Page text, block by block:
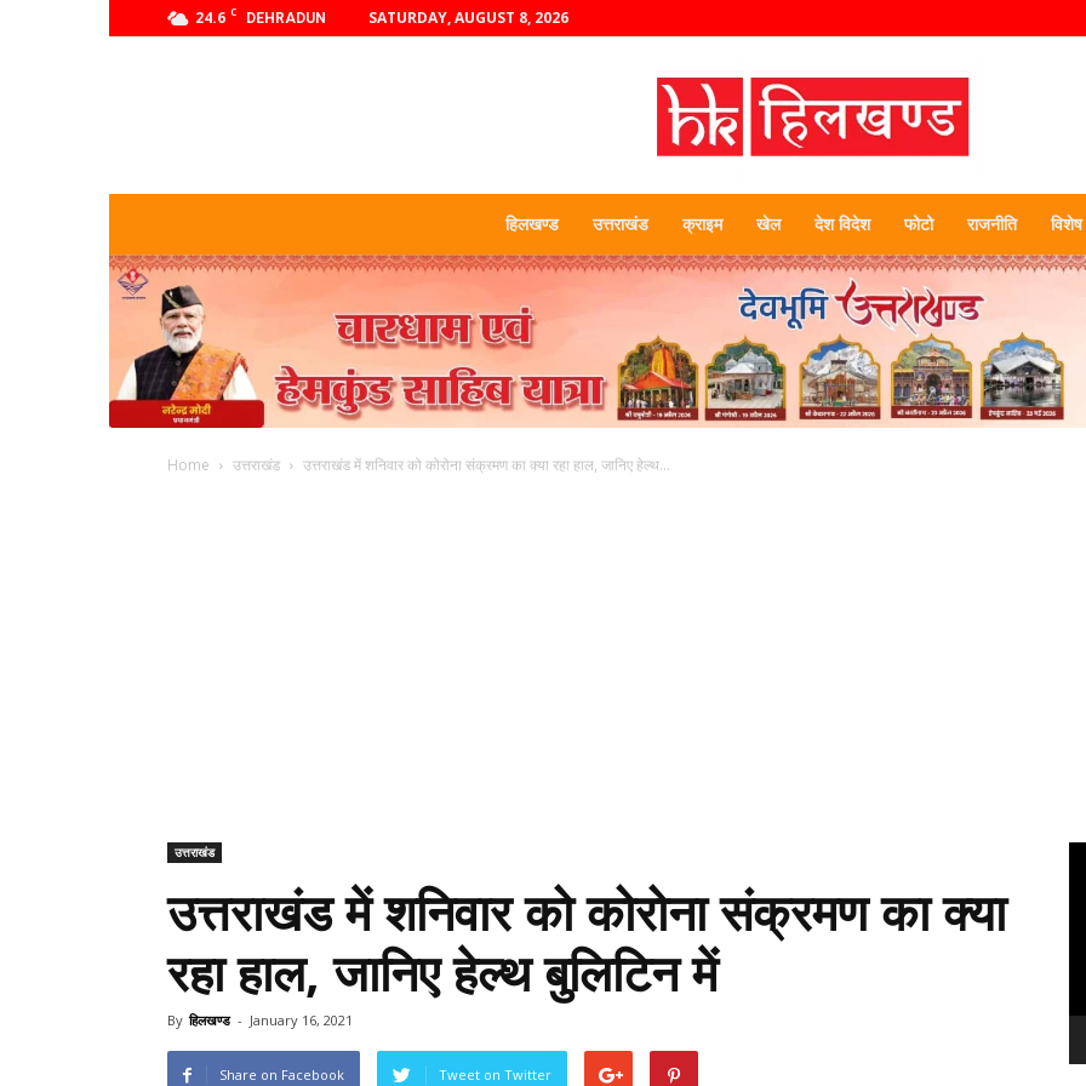
24.6 C DEHRADUN SATURDAY, AUGUST 8, 2026
हिलखण्ड
हिलखण्ड उत्तराखंड क्राइम खेल देश विदेश फोटो राजनीति विशेष
Home उत्तराखंड उत्तराखंड में शनिवार को कोरोना संक्रमण का क्या रहा हाल, जानिए हेल्थ...
उत्तराखंड
उत्तराखंड में शनिवार को कोरोना संक्रमण का क्या
रहा हाल, जानिए हेल्थ बुलिटिन में
By हिलखण्ड - January 16, 2021
Share on Facebook Tweet on Twitter